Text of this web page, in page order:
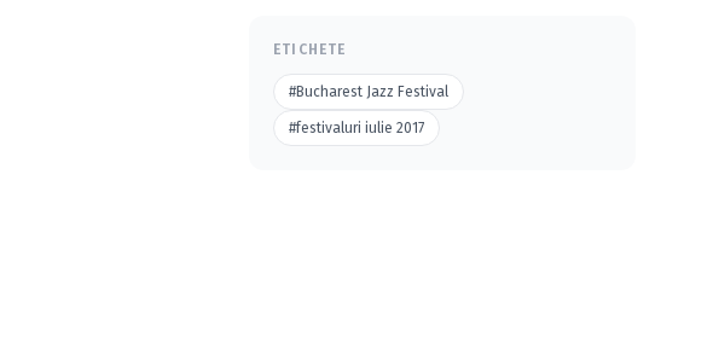
ETICHETE
#Bucharest Jazz Festival
#festivaluri iulie 2017